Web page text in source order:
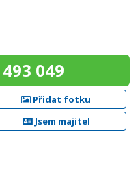
049
Přidat fotku
Jsem majitel